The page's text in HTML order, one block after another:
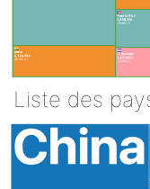
Liste des